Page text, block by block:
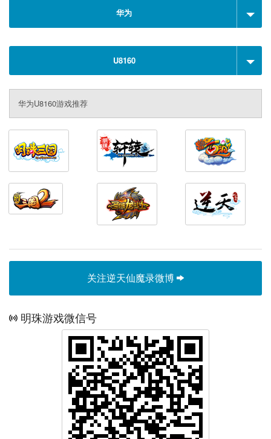
华为
U8160
华为U8160游戏推荐
关注逆天仙魔录微博
明珠游戏微信号